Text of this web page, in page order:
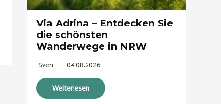
Via Adrina – Entdecken Sie
die schönsten
Wanderwege in NRW
Sven 04.08.2026
Weiterlesen